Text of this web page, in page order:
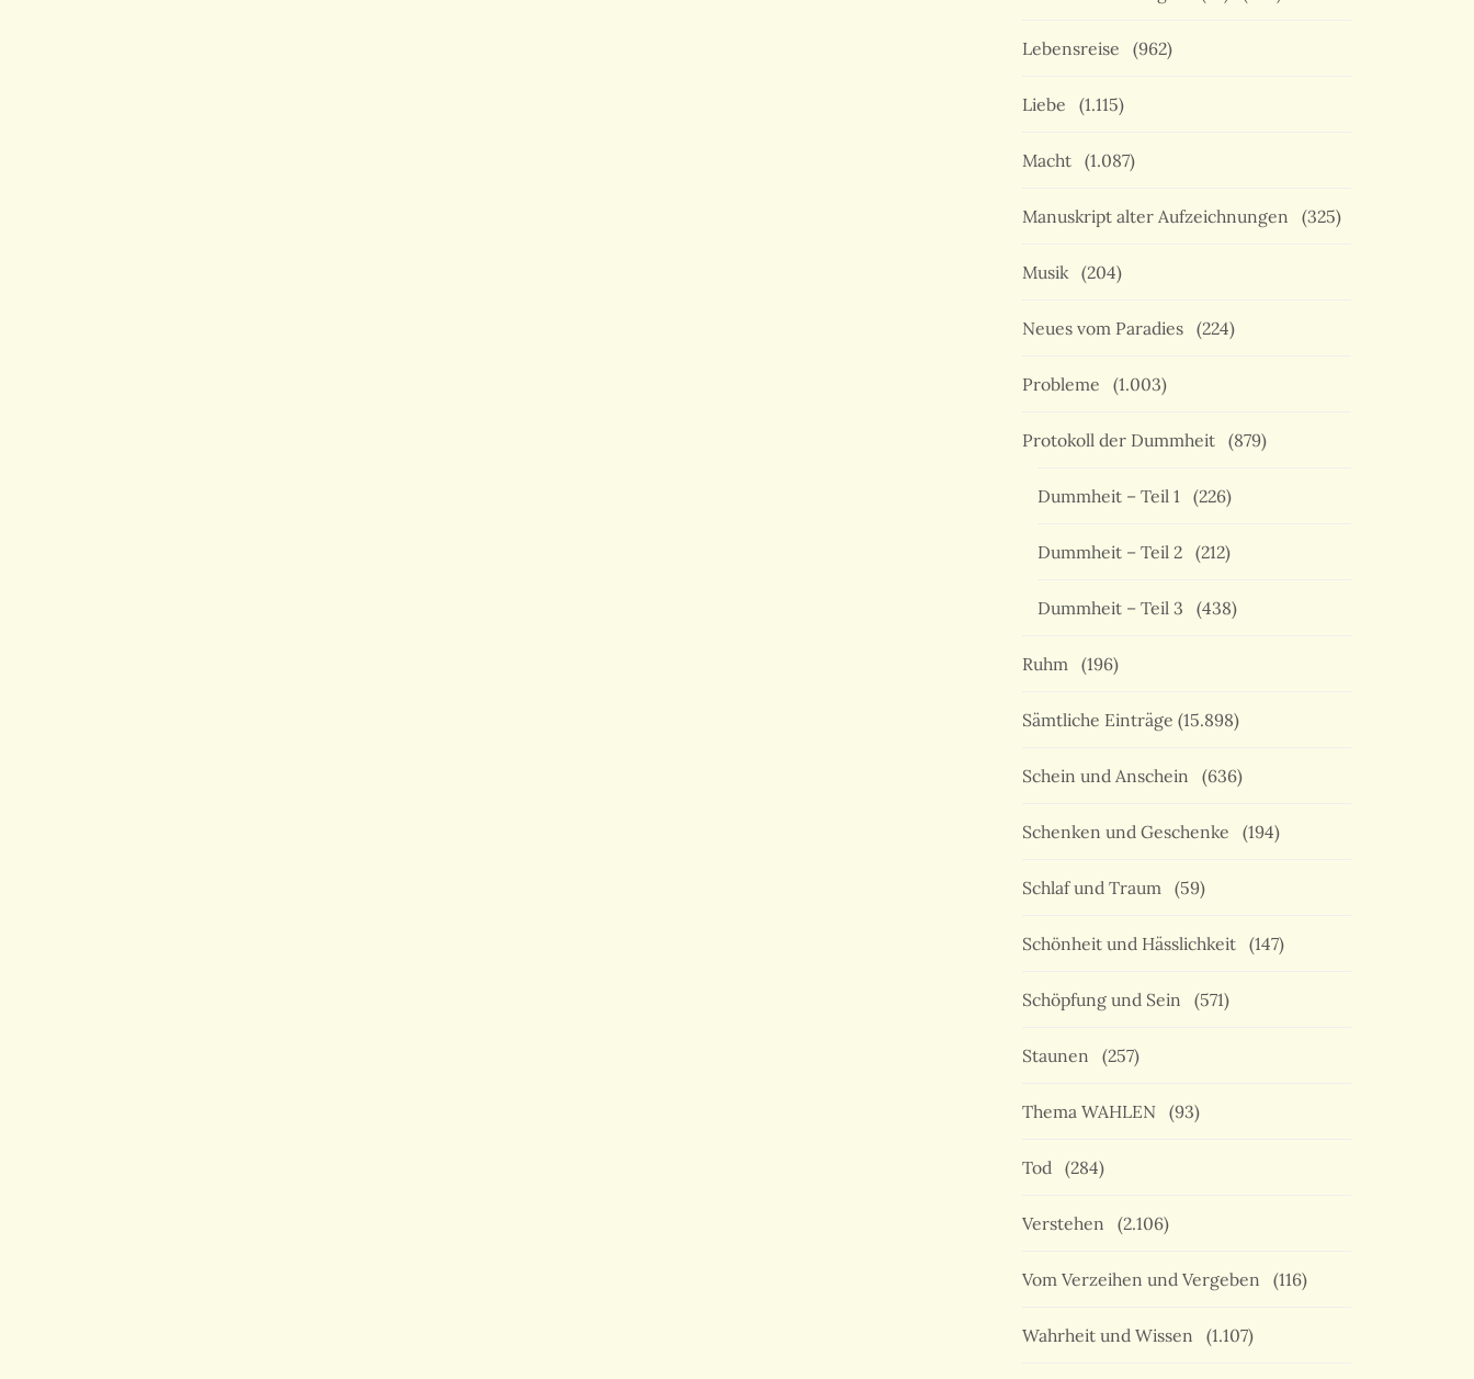
Lebensreise (962)
Liebe (1.115)
Macht (1.087)
Manuskript alter Aufzeichnungen (325)
Musik (204)
Neues vom Paradies (224)
Probleme (1.003)
Protokoll der Dummheit (879)
Dummheit – Teil 1 (226)
Dummheit – Teil 2 (212)
Dummheit – Teil 3 (438)
Ruhm (196)
Sämtliche Einträge (15.898)
Schein und Anschein (636)
Schenken und Geschenke (194)
Schlaf und Traum (59)
Schönheit und Hässlichkeit (147)
Schöpfung und Sein (571)
Staunen (257)
Thema WAHLEN (93)
Tod (284)
Verstehen (2.106)
Vom Verzeihen und Vergeben (116)
Wahrheit und Wissen (1.107)